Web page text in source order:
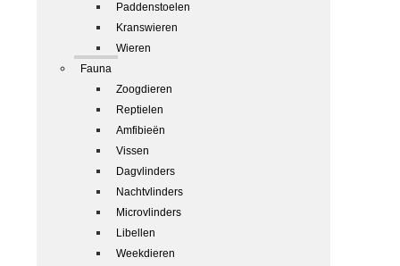
Paddenstoelen
Kranswieren
Wieren
Fauna
Zoogdieren
Reptielen
Amfibieën
Vissen
Dagvlinders
Nachtvlinders
Microvlinders
Libellen
Weekdieren